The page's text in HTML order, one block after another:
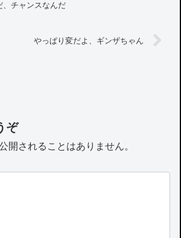
、チャンスなんだ
やっぱり変だよ、ギンザちゃん
ぞ
開されることはありません。